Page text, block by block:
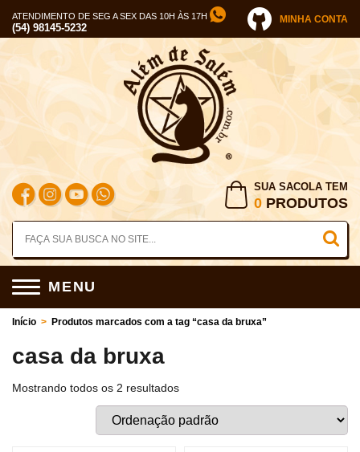
ATENDIMENTO DE SEG A SEX DAS 10H ÀS 17H
(54) 98145-5232
MINHA CONTA
SUA SACOLA TEM
0 PRODUTOS
MENU
Início > Produtos marcados com a tag “casa da bruxa”
casa da bruxa
Mostrando todos os 2 resultados